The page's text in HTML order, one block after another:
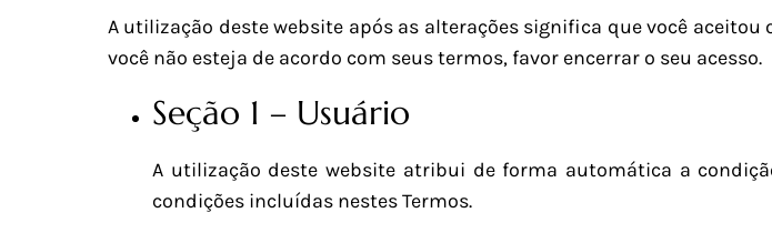
A utilização deste website após as alterações significa que você aceitou
você não esteja de acordo com seus termos, favor encerrar o seu acesso.
Seção 1 – Usuário
A utilização deste website atribui de forma automática a
condições incluídas nestes Termos.